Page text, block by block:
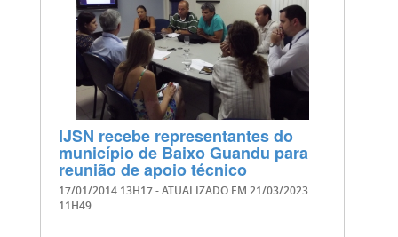
IJSN recebe representantes do
município de Baixo Guandu para
reunião de apoio técnico
17/01/2014 13H17- ATUALIZADO EM 21/03/2023
11H49